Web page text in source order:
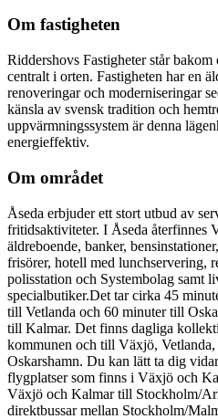
Om fastigheten
Riddershovs Fastigheter står bakom
centralt i orten. Fastigheten har en
renoveringar och moderniseringar
känsla av svensk tradition och
uppvärmningssystem är denna
energieffektiv.
Om området
Åseda erbjuder ett stort utbud av
fritidsaktiviteter. I Åseda återfinnes
äldreboende, banker,
frisörer, hotell med lunchservering,
polisstation och Systembolag samt
specialbutiker.Det tar cirka 45
till Vetlanda och 60 minuter till
till Kalmar. Det finns dagliga
kommunen och till Växjö,
Oskarshamn. Du kan lätt ta dig
flygplatser som finns i Växjö och
Växjö och Kalmar till Stockholm/
direktbussar mellan Stockholm/